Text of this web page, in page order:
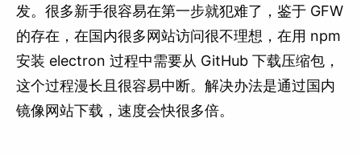
发。很多新手很容易在第一步就犯难了，鉴于 GFW
的存在，在国内很多网站访问很不理想，在用 npm
安装 electron 过程中需要从 GitHub 下载压缩包，
这个过程漫长且很容易中断。解决办法是通过国内
镜像网站下载，速度会快很多倍。